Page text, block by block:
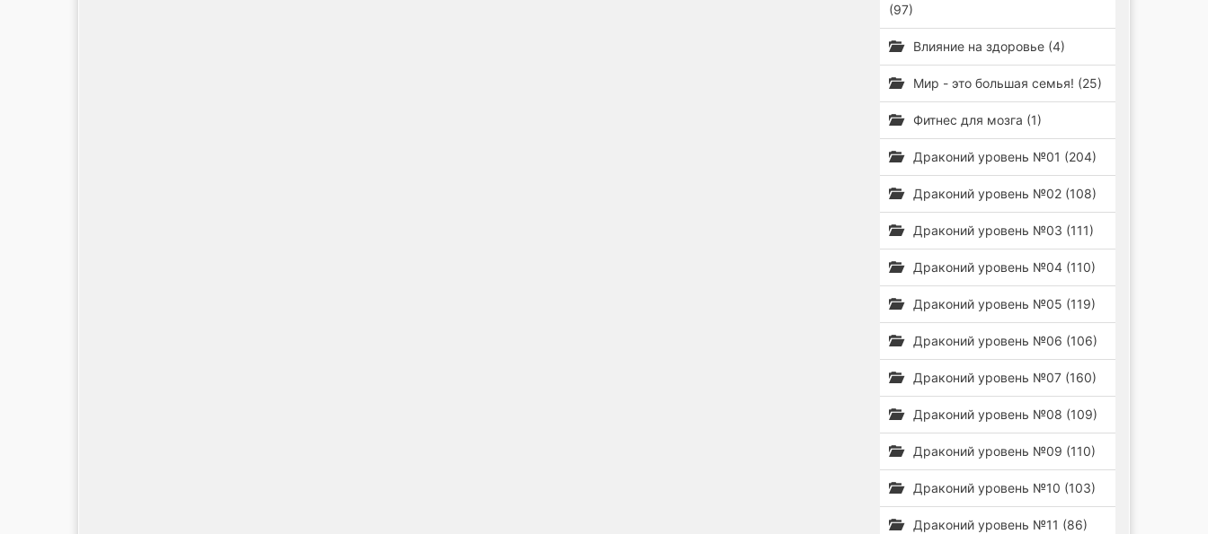
(97)
Влияние на здоровье (4)
Мир - это большая семья! (25)
Фитнес для мозга (1)
Драконий уровень №01 (204)
Драконий уровень №02 (108)
Драконий уровень №03 (111)
Драконий уровень №04 (110)
Драконий уровень №05 (119)
Драконий уровень №06 (106)
Драконий уровень №07 (160)
Драконий уровень №08 (109)
Драконий уровень №09 (110)
Драконий уровень №10 (103)
Драконий уровень №11 (86)